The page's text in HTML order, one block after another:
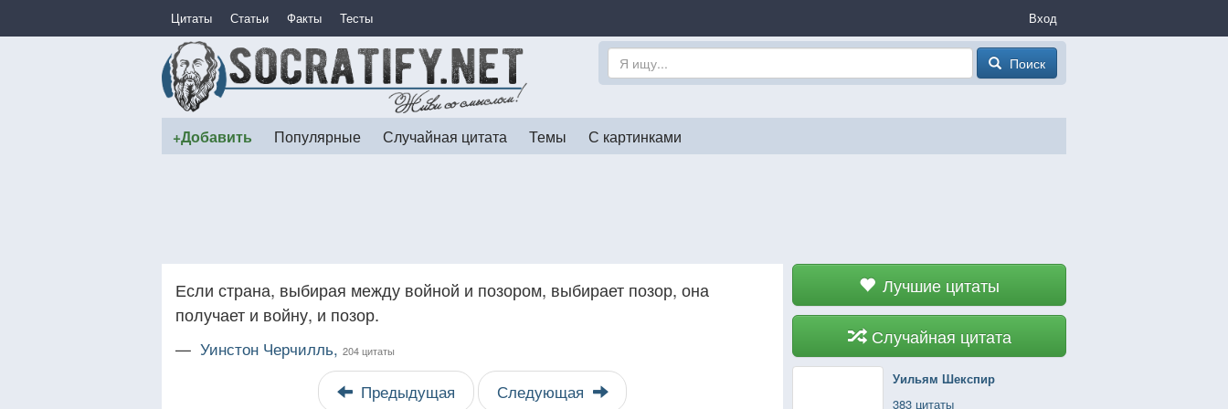
Цитаты Статьи Факты Тесты Вход
Поиск
+Добавить Популярные Случайная цитата Темы С картинками
Лучшие цитаты
Случайная цитата
Уильям Шекспир
383 цитаты
Если страна, выбирая между войной и позором, выбирает позор, она
получает и войну, и позор.
— Уинстон Черчилль, 204 цитаты
Предыдущая Следующая